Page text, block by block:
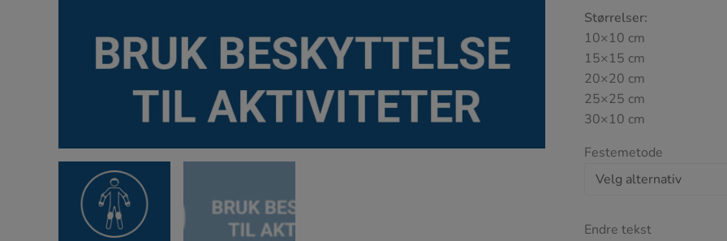
Størrelser:
10×10 cm
15×15 cm
20×20 cm
25×25 cm
30×10 cm
Festemetode
Endre tekst